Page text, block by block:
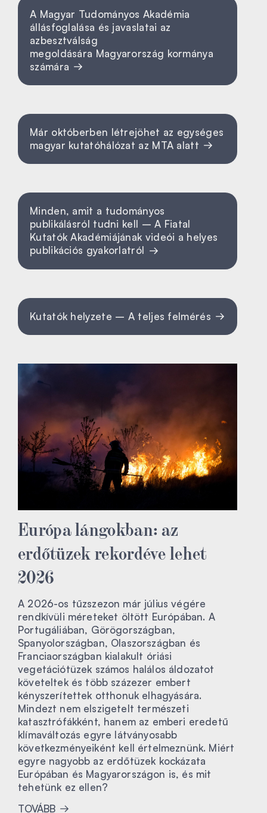
A Magyar Tudományos Akadémia
állásfoglalása és javaslatai az
azbesztválság
megoldására Magyarország kormánya
számára
Már októberben létrejöhet az egységes
magyar kutatóhálózat az MTA alatt
Minden, amit a tudományos
publikálásról tudni kell – A Fiatal
Kutatók Akadémiájának videói a helyes
publikációs gyakorlatról
Kutatók helyzete – A teljes felmérés
Európa lángokban: az
erdőtüzek rekordéve lehet
2026
A 2026-os tűzszezon már július végére
rendkívüli méreteket öltött Európában. A
Portugáliában, Görögországban,
Spanyolországban, Olaszországban és
Franciaországban kialakult óriási
vegetációtüzek számos halálos áldozatot
követeltek és több százezer embert
kényszerítettek otthonuk elhagyására.
Mindezt nem elszigetelt természeti
katasztrófákként, hanem az emberi eredetű
klímaváltozás egyre látványosabb
következményeiként kell értelmeznünk. Miért
egyre nagyobb az erdőtüzek kockázata
Európában és Magyarországon is, és mit
tehetünk ez ellen?
TOVÁBB